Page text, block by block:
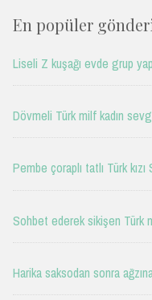
En popüler
Liseli Z kuşağı evde grup
Dövmeli Türk milf kadın
Pembe çoraplı tatlı Türk
Sohbet ederek sikişen Türk
Harika saksodan sonra